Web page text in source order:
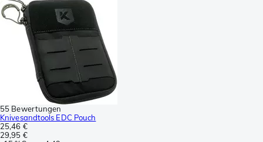
55 Bewertungen
Knivesandtools EDC Pouch
25,46 €
29,95 €